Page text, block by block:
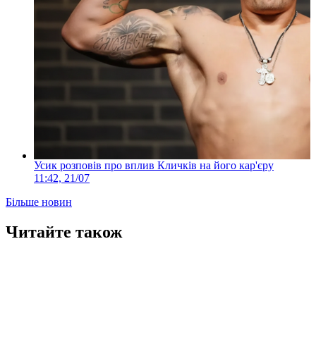
Усик розповів про вплив Кличків на його кар'єру
11:42, 21/07
Більше новин
Читайте також